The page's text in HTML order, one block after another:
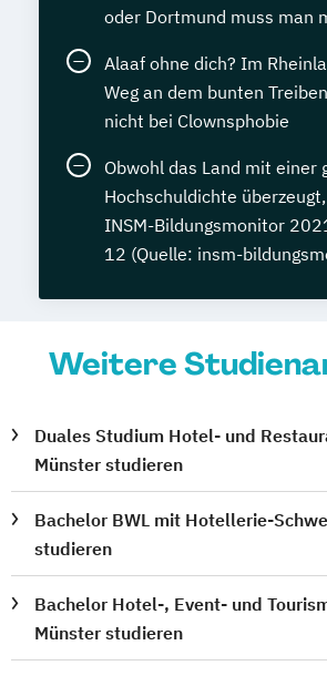
oder Dortmund muss man
Alaaf ohne dich? Im
Weg an dem bunten
nicht bei Clownsphobie
Obwohl das Land mit einer
Hochschuldichte
INSM-Bildungsmonitor
12 (Quelle: insm-
Weitere
Duales Studium Hotel- und
Münster studieren
Bachelor BWL mit Hotellerie-
studieren
Bachelor Hotel-, Event- und
Münster studieren